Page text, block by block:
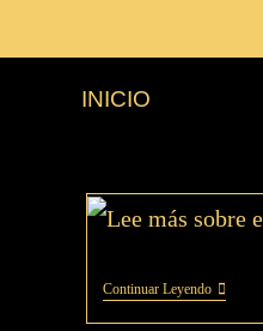
INICIO
Continuar Leyendo